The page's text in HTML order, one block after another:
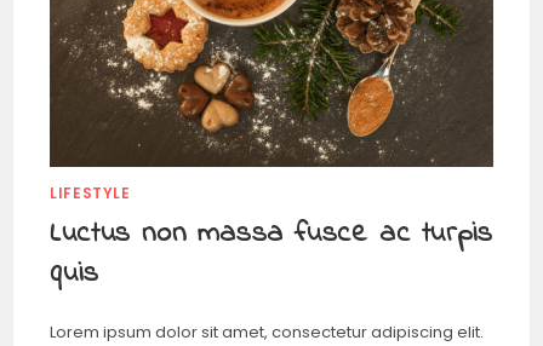
LIFESTYLE
Luctus non massa fusce ac turpis
quis
Lorem ipsum dolor sit amet, consectetur adipiscing elit.